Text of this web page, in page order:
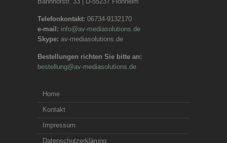
Telefonkontakt: 06734-9132170
e-mail: info@av-mediasolutions.de
Skype: av-mediasolutions.de
Bestellungen richten Sie bitte an:
bestellung@av-mediasolutions.de
Home
Kontakt
Impressum
Datenschutzerklärung